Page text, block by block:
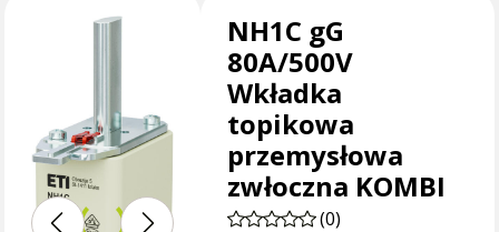
NH1C gG
80A/500V
Wkładka
topikowa
przemysłowa
zwłoczna KOMBI
(0)